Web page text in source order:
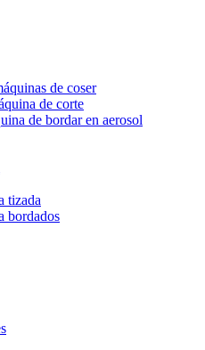
de coser
de corte
de bordar en aerosol
tizada
bordados